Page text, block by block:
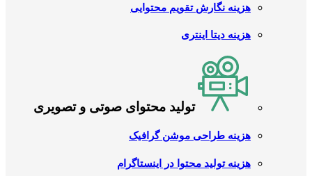
هزینه نگارش تقویم محتوایی
هزینه دیتا اینتری
تولید محتوای صوتی و تصویری
هزینه طراحی موشن گرافیک
هزینه تولید محتوا در اینستاگرام